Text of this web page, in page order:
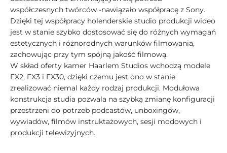
współczesnych twórców -nawiązało współpracę z Sony.
Dzięki tej współpracy holenderskie studio produkcji wideo
jest w stanie szybko dostosować się do różnych wymagań
estetycznych i różnorodnych warunków filmowania,
zachowując przy tym spójną jakość filmową.
W skład oferty kamer Haarlem Studios wchodzą modele
FX2, FX3 i FX30, dzięki czemu jest ono w stanie
zrealizować niemal każdy rodzaj produkcji. Modułowa
konstrukcja studia pozwala na szybką zmianę konfiguracji
przestrzeni do potrzeb podcastów, unboxingów,
wywiadów, filmów instruktażowych, sesji modowych i
produkcji telewizyjnych.